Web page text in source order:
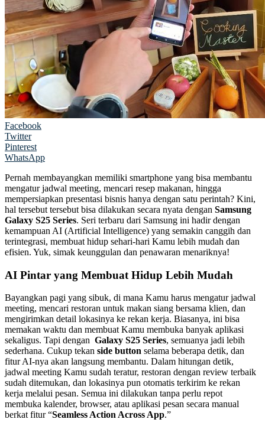
Facebook
Twitter
Pinterest
WhatsApp
Pernah membayangkan memiliki smartphone yang bisa membantu
mengatur jadwal meeting, mencari resep makanan, hingga
mempersiapkan presentasi bisnis hanya dengan satu perintah? Kini,
hal tersebut tersebut bisa dilakukan secara nyata dengan Samsung
Galaxy S25 Series. Seri terbaru dari Samsung ini hadir dengan
kemampuan AI (Artificial Intelligence) yang semakin canggih dan
terintegrasi, membuat hidup sehari-hari Kamu lebih mudah dan
efisien. Yuk, simak keunggulan dan penawaran menariknya!
AI Pintar yang Membuat Hidup Lebih Mudah
Bayangkan pagi yang sibuk, di mana Kamu harus mengatur jadwal
meeting, mencari restoran untuk makan siang bersama klien, dan
mengirimkan detail lokasinya ke rekan kerja. Biasanya, ini bisa
memakan waktu dan membuat Kamu membuka banyak aplikasi
sekaligus. Tapi dengan Galaxy S25 Series, semuanya jadi lebih
sederhana. Cukup tekan side button selama beberapa detik, dan
fitur AI-nya akan langsung membantu. Dalam hitungan detik,
jadwal meeting Kamu sudah teratur, restoran dengan review terbaik
sudah ditemukan, dan lokasinya pun otomatis terkirim ke rekan
kerja melalui pesan. Semua ini dilakukan tanpa perlu repot
membuka kalender, browser, atau aplikasi pesan secara manual
berkat fitur “Seamless Action Across App.”